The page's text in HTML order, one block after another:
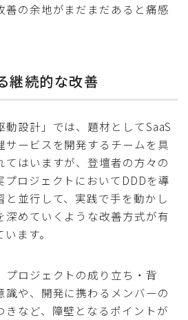
善の余地がまだまだあると痛感
継続的な改善
設計」では、題材としてSaaS
サービスを開発するチームを具
てはいますが、登壇者の方々の
プロジェクトにおいてDDDを導
と並行して、実践で手を動かし
深めていくような改善方式が有
ます。
プロジェクトの成り立ち・背
識や、開発に携わるメンバーの
きなど、障壁となるポイントが